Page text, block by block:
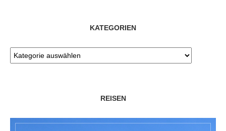
KATEGORIEN
REISEN